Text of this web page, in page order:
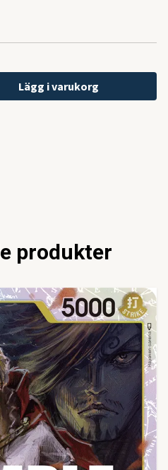
Lägg i varukorg
produkter